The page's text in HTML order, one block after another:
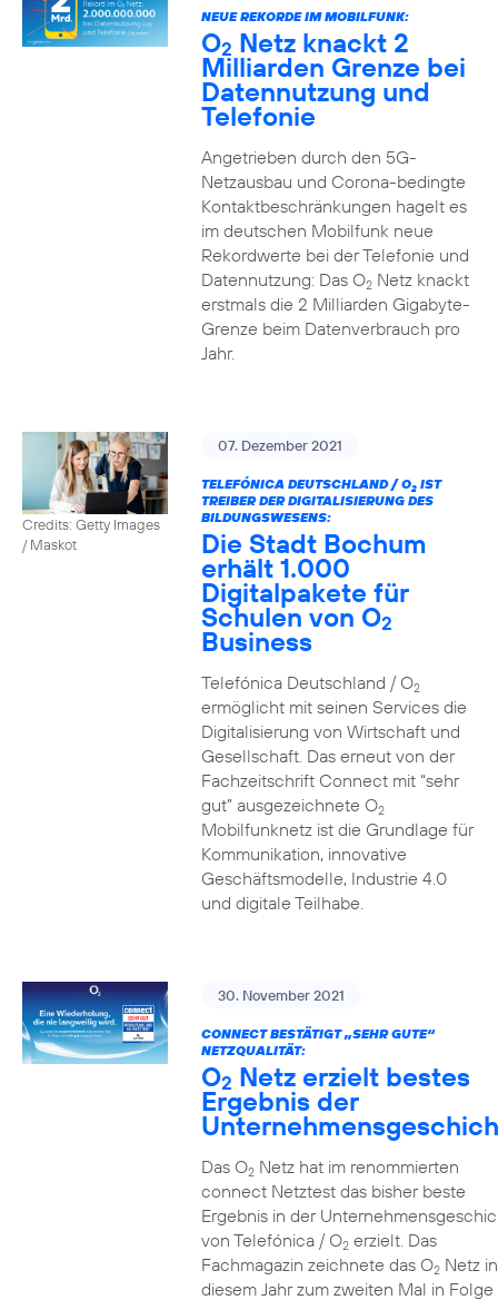
NEUE REKORDE IM MOBILFUNK:
O2 Netz knackt 2
Milliarden Grenze bei
Datennutzung und
Telefonie
Angetrieben durch den 5G-
Netzausbau und Corona-bedingte
Kontaktbeschränkungen hagelt es
im deutschen Mobilfunk neue
Rekordwerte bei der Telefonie und
Datennutzung: Das O2Netz knackt
erstmals die 2 Milliarden Gigabyte-
Grenze beim Datenverbrauch pro
Jahr.
Credits: Getty Images
/ Maskot
07. Dezember 2021
TELEFÓNICA DEUTSCHLAND / O2IST
TREIBER DER DIGITALISIERUNG DES
BILDUNGSWESENS:
Die Stadt Bochum
erhält 1.000
Digitalpakete für
Schulen von O2
Business
Telefónica Deutschland / O2
ermöglicht mit seinen Services die
Digitalisierung von Wirtschaft und
Gesellschaft. Das erneut von der
Fachzeitschrift Connect mit “sehr
gut” ausgezeichnete O2
Mobilfunknetz ist die Grundlage für
Kommunikation, innovative
Geschäftsmodelle, Industrie 4.0
und digitale Teilhabe.
30. November 2021
CONNECT BESTÄTIGT „SEHR GUTE“
NETZQUALITÄT:
O2 Netz erzielt bestes
Ergebnis der
Das O2Netz hat im renommierten
connect Netztest das bisher beste
Ergebnis in der
von Telefónica / O2erzielt. Das
Fachmagazin zeichnete das O2Netz in
diesem Jahr zum zweiten Mal in Folge